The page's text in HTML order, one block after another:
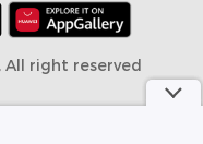
All right reserved